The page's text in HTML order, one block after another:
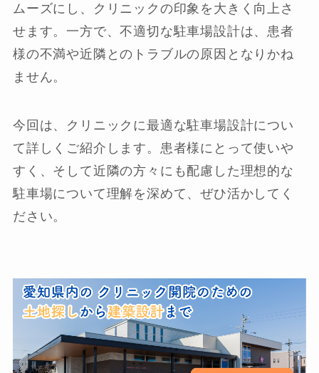
ムーズにし、クリニックの印象を大きく向上さ
せます。一方で、不適切な駐車場設計は、患者
様の不満や近隣とのトラブルの原因となりかね
ません。
今回は、クリニックに最適な駐車場設計につい
て詳しくご紹介します。患者様にとって使いや
すく、そして近隣の方々にも配慮した理想的な
駐車場について理解を深めて、ぜひ活かしてく
ださい。